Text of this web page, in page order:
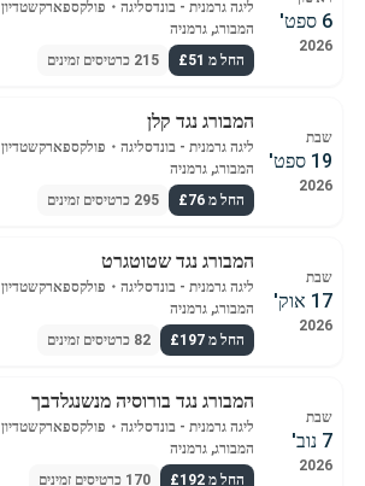
6 ספט'
2026
ליגה גרמנית - בונדסליגה ・ פולקספארקשטדיון
המבורג, גרמניה
החל מ £51
215 כרטיסים זמינים
שבת
19 ספט'
2026
המבורג נגד קלן
ליגה גרמנית - בונדסליגה ・ פולקספארקשטדיון
המבורג, גרמניה
החל מ £76
295 כרטיסים זמינים
שבת
17 אוק'
2026
המבורג נגד שטוטגרט
ליגה גרמנית - בונדסליגה ・ פולקספארקשטדיון
המבורג, גרמניה
החל מ £197
82 כרטיסים זמינים
שבת
7 נוב'
2026
המבורג נגד בורוסיה מנשנגלדבך
ליגה גרמנית - בונדסליגה ・ פולקספארקשטדיון
המבורג, גרמניה
החל מ £192
170 כרטיסים זמינים